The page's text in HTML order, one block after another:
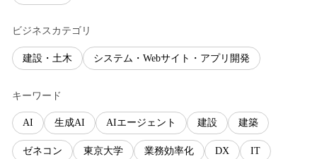
ビジネスカテゴリ
建設・土木 システム・Webサイト・アプリ開発
キーワード
AI 生成AI AIエージェント 建設 建築
ゼネコン 東京大学 業務効率化 DX IT